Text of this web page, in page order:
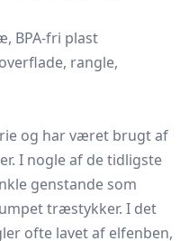
BPA-fri plast
rangle,
og har været brugt af
I nogle af de tidligste
genstande som
træstykker. I det
ofte lavet af elfenben,